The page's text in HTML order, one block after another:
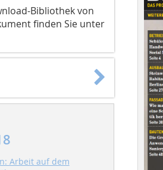
Bibliothek von
finden Sie unter
Arbeit auf dem